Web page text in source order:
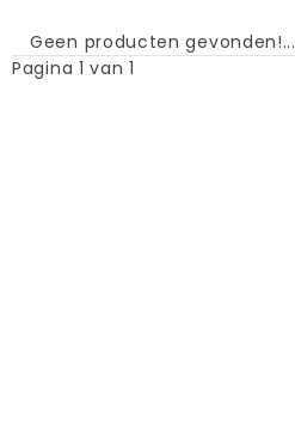
Geen producten gevonden!...
Pagina 1 van 1